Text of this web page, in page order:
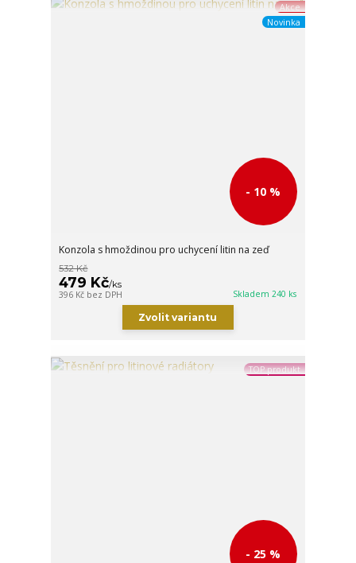
Akce
Novinka
- 10 %
Konzola s hmoždinou pro uchycení litin na zeď
532 Kč
479 Kč/ks
396 Kč bez DPH Skladem 240 ks
Zvolit variantu
TOP produkt
- 25 %